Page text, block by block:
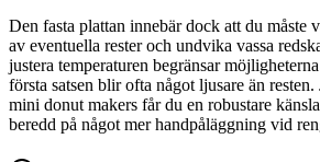
Den fasta plattan innebär dock att du måste
av eventuella rester och undvika vassa
justera temperaturen begränsar
första satsen blir ofta något ljusare än
mini donut makers får du en robustare
beredd på något mer handpåläggning vid